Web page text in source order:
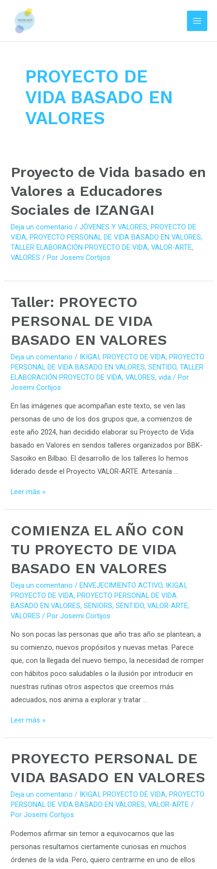
Ir
Main
PROYECTO DE
VIDA BASADO EN
VALORES
Proyecto de Vida basado en
Valores a Educadores
Sociales de IZANGAI
Deja un comentario /JÓVENES Y VALORES,PROYECTO DE
VIDA,PROYECTO PERSONAL DE VIDA BASADO EN VALORES,
TALLER ELABORACIÓN PROYECTO DE VIDA,VALOR-ARTE,
VALORES / PorJosemi Cortijos
Taller: PROYECTO
PERSONAL DE VIDA
BASADO EN VALORES
Deja un comentario / IKIGAI,PROYECTO DE VIDA,PROYECTO
PERSONAL DE VIDA BASADO EN VALORES,SENTIDO,TALLER
ELABORACIÓN PROYECTO DE VIDA,VALORES,vida / Por
Josemi Cortijos
En las imágenes que acompañan este texto, se ven las
personas de uno de los dos grupos que, a comienzos de
este año 2024, han decidido elaborar su Proyecto de Vida
basado en Valores en sendos talleres organizados por BBK-
Sasoiko en Bilbao. El desarrollo de los talleres lo hemos
liderado desde el Proyecto VALOR-ARTE. Artesanía …
Taller:
PERSONAL
DE
BASADO
EN
VALORES
Leer más »
COMIENZA EL AÑO CON
TU PROYECTO DE VIDA
BASADO EN VALORES
Deja un comentario /ENVEJECIMIENTO ACTIVO, IKIGAI,
PROYECTO DE VIDA,PROYECTO PERSONAL DE VIDA
BASADO EN VALORES,SENIORS,SENTIDO,VALOR-ARTE,
VALORES / PorJosemi Cortijos
No son pocas las personas que año tras año se plantean, a
su comienzo, nuevos propósitos y nuevas metas. Parece
que, con la llegada del nuevo tiempo, la necesidad de romper
con hábitos poco saludables o la ilusión por introducir en
nuestras rutinas otros aspectos que creemos más
adecuados, nos anima a explorar y tratar …
COMIENZA
AÑO
CON
PROYECTO
DE
VIDA
BASADO
VALORES
Leer más »
PROYECTO PERSONAL DE
VIDA BASADO EN VALORES
Deja un comentario / IKIGAI, PROYECTO DE VIDA, PROYECTO
PERSONAL DE VIDA BASADO EN VALORES,VALOR-ARTE /
PorJosemi Cortijos
Podemos afirmar sin temor a equivocarnos que las
personas resultamos ciertamente curiosas en muchos
órdenes de la vida. Pero, quiero centrarme en uno de ellos
PROYECTO
DE
VIDA
BASADO
EN
VALORES